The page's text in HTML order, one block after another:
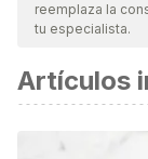
vigencia y
científica.
La
próximo
reemplaza la
tu especialista.
Artículos